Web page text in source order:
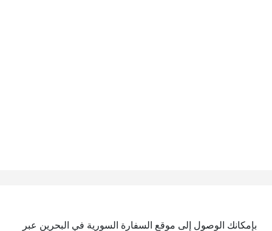
بإمكانك الوصول إلى موقع السفارة السورية في البحرين عبر